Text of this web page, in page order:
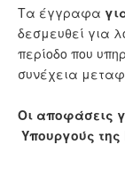
Τα έγγραφα
δεσμευθεί για
περίοδο που
συνέχεια
Οι αποφάσεις
Υπουργούς